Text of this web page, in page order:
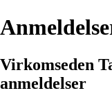
Virkomseden
anmeldelser